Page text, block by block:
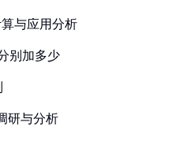
与应用分析
别加多少
研与分析